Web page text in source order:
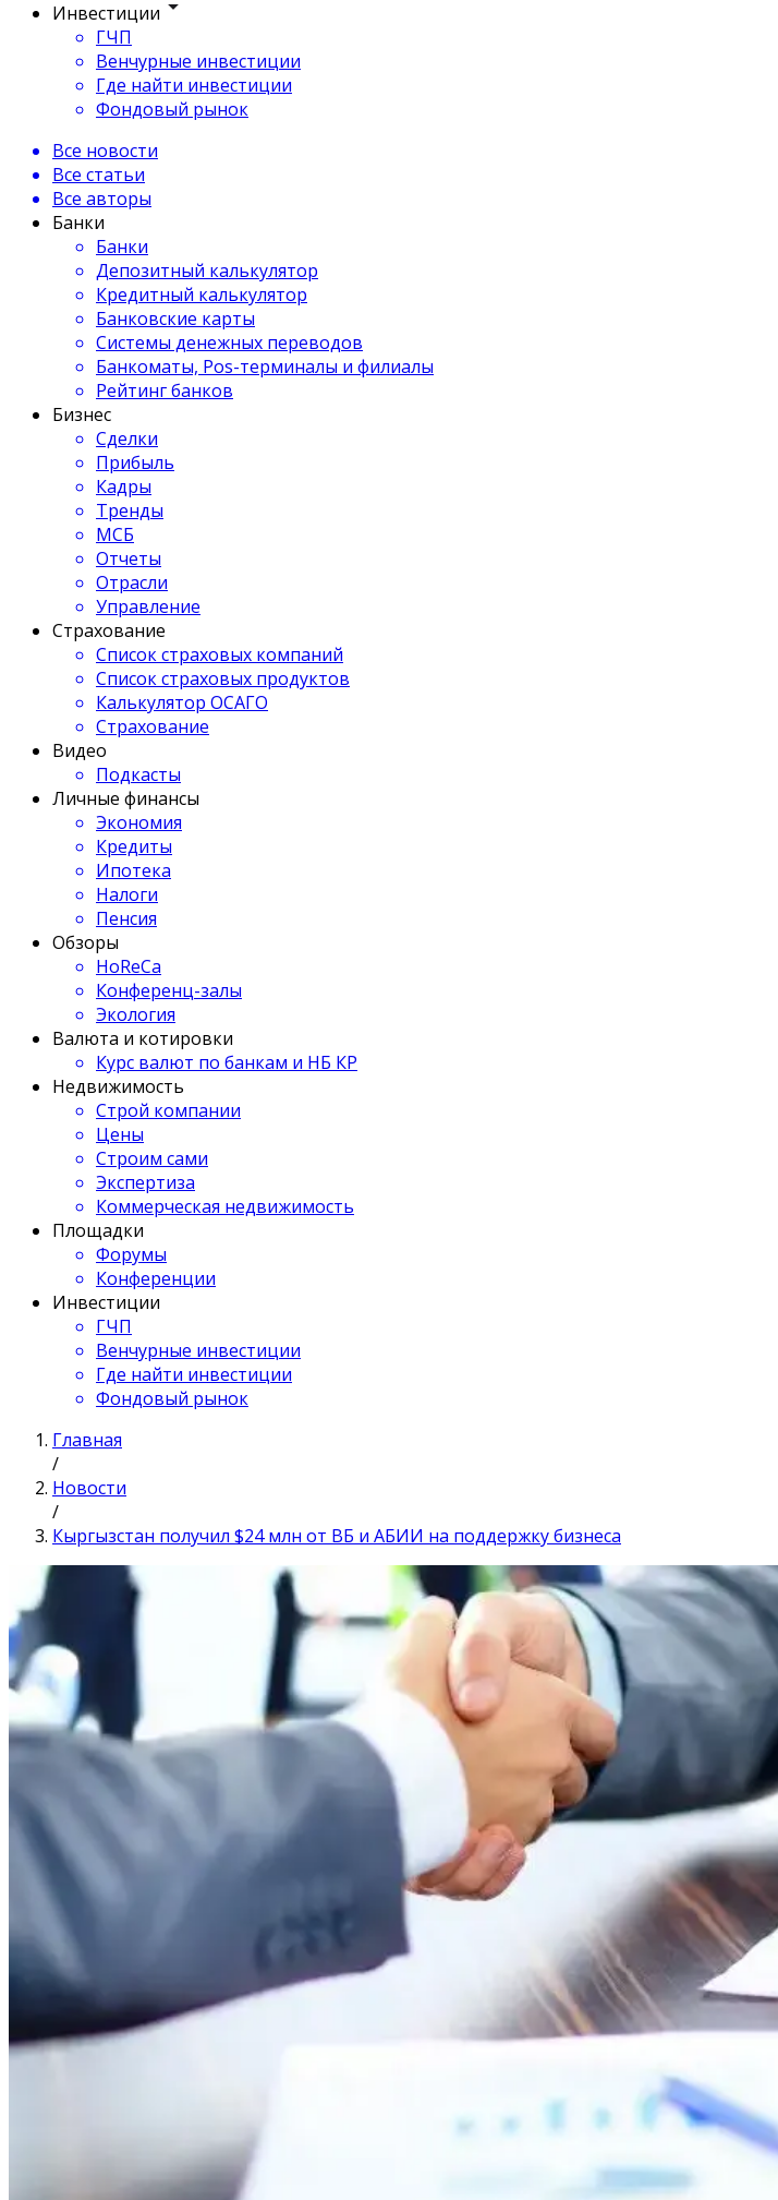
Инвестиции
ГЧП
Венчурные инвестиции
Где найти инвестиции
Фондовый рынок
Все новости
Все статьи
Все авторы
Банки
Банки
Депозитный калькулятор
Кредитный калькулятор
Банковские карты
Системы денежных переводов
Банкоматы, Pos-терминалы и филиалы
Рейтинг банков
Бизнес
Сделки
Прибыль
Кадры
Тренды
МСБ
Отчеты
Отрасли
Управление
Страхование
Список страховых компаний
Список страховых продуктов
Калькулятор ОСАГО
Страхование
Видео
Подкасты
Личные финансы
Экономия
Кредиты
Ипотека
Налоги
Пенсия
Обзоры
HoReCa
Конференц-залы
Экология
Валюта и котировки
Курс валют по банкам и НБ КР
Недвижимость
Строй компании
Цены
Строим сами
Экспертиза
Коммерческая недвижимость
Площадки
Форумы
Конференции
Инвестиции
ГЧП
Венчурные инвестиции
Где найти инвестиции
Фондовый рынок
Главная
/
Новости
/
Кыргызстан получил $24 млн от ВБ и АБИИ на поддержку бизнеса